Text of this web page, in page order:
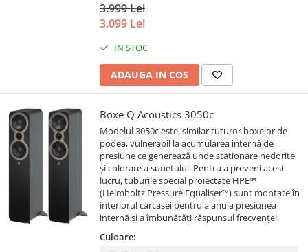
3.999 Lei
3.099 Lei
IN STOC
ADAUGA IN COS
Boxe Q Acoustics 3050c
Modelul 3050c este, similar tuturor boxelor de
podea, vulnerabil la acumularea internă de
presiune ce generează unde stationare nedorite
și colorare a sunetului. Pentru a preveni acest
lucru, tuburile special proiectate HPE™
(Helmholtz Pressure Equaliser™) sunt montate în
interiorul carcasei pentru a anula presiunea
internă și a îmbunătăți răspunsul frecvenței.
Culoare: